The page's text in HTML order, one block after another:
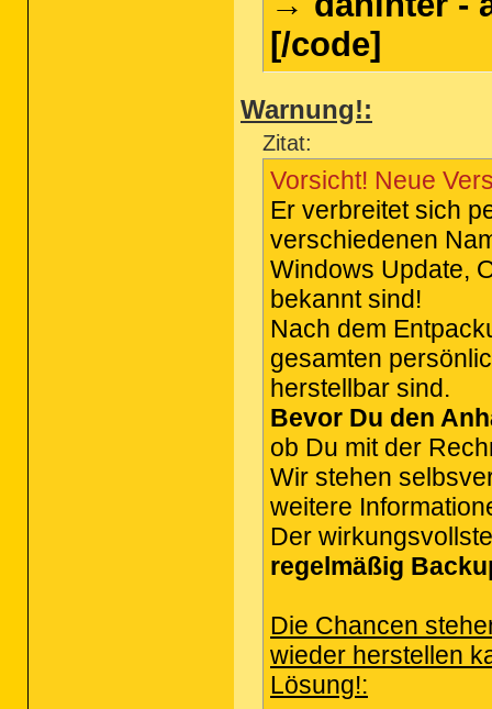
[/code]
Warnung!:
Zitat:
Vorsicht! Neue
Er verbreitet sich
verschiedenen
Windows Update,
bekannt sind!
Nach dem
gesamten
herstellbar sind.
Bevor Du den
ob Du mit der
Wir stehen
weitere
Der
regelmäßig
Die Chancen
wieder herstellen
Lösung!: